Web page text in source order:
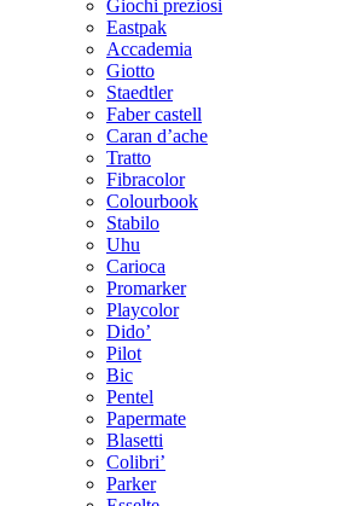
Giochi preziosi
Eastpak
Accademia
Giotto
Staedtler
Faber castell
Caran d’ache
Tratto
Fibracolor
Colourbook
Stabilo
Uhu
Carioca
Promarker
Playcolor
Dido’
Pilot
Bic
Pentel
Papermate
Blasetti
Colibri’
Parker